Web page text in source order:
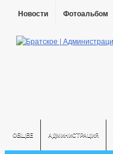
Новости Фотоальбом
ОБЩЕЕ АДМИНИСТРАЦИЯ